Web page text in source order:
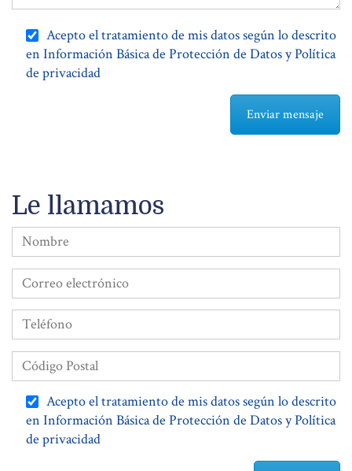
Acepto el tratamiento de mis datos según lo descrito
en Información Básica de Protección de Datos y Política
de privacidad
Le llamamos
Acepto el tratamiento de mis datos según lo descrito
en Información Básica de Protección de Datos y Política
de privacidad